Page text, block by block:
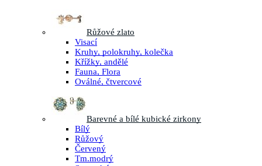
Růžové zlato
Visací
Kruhy, polokruhy, kolečka
Křížky, andělé
Fauna, Flora
Oválné, čtvercové
Barevné a bílé kubické zirkony
Bílý
Růžový
Červený
Tm.modrý